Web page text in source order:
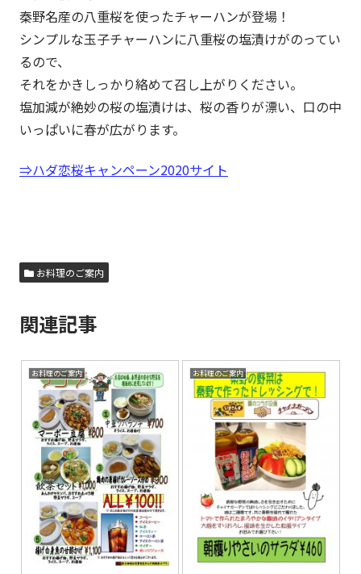
秦野名産の八重桜を使ったチャーハンが登場！
シンプルな玉子チャーハンに八重桜の塩漬けがのってい
るので、
それをかきしっかり絡めて召し上がりください。
塩加減が絶妙の桜の塩漬けは、桜の香りが漂い、口の中
いっぱいに春が広がります。
⇒ハダ恋桜キャンペーン2020サイト
お料理のご案内
関連記事
お料理のご案内 お料理のご案内